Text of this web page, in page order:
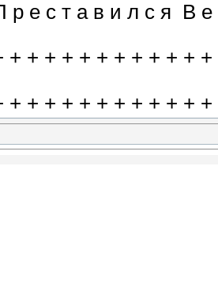
р е с т а в и л с я В
+ + + + + + + + + + +
+ + + + + + + + + + +